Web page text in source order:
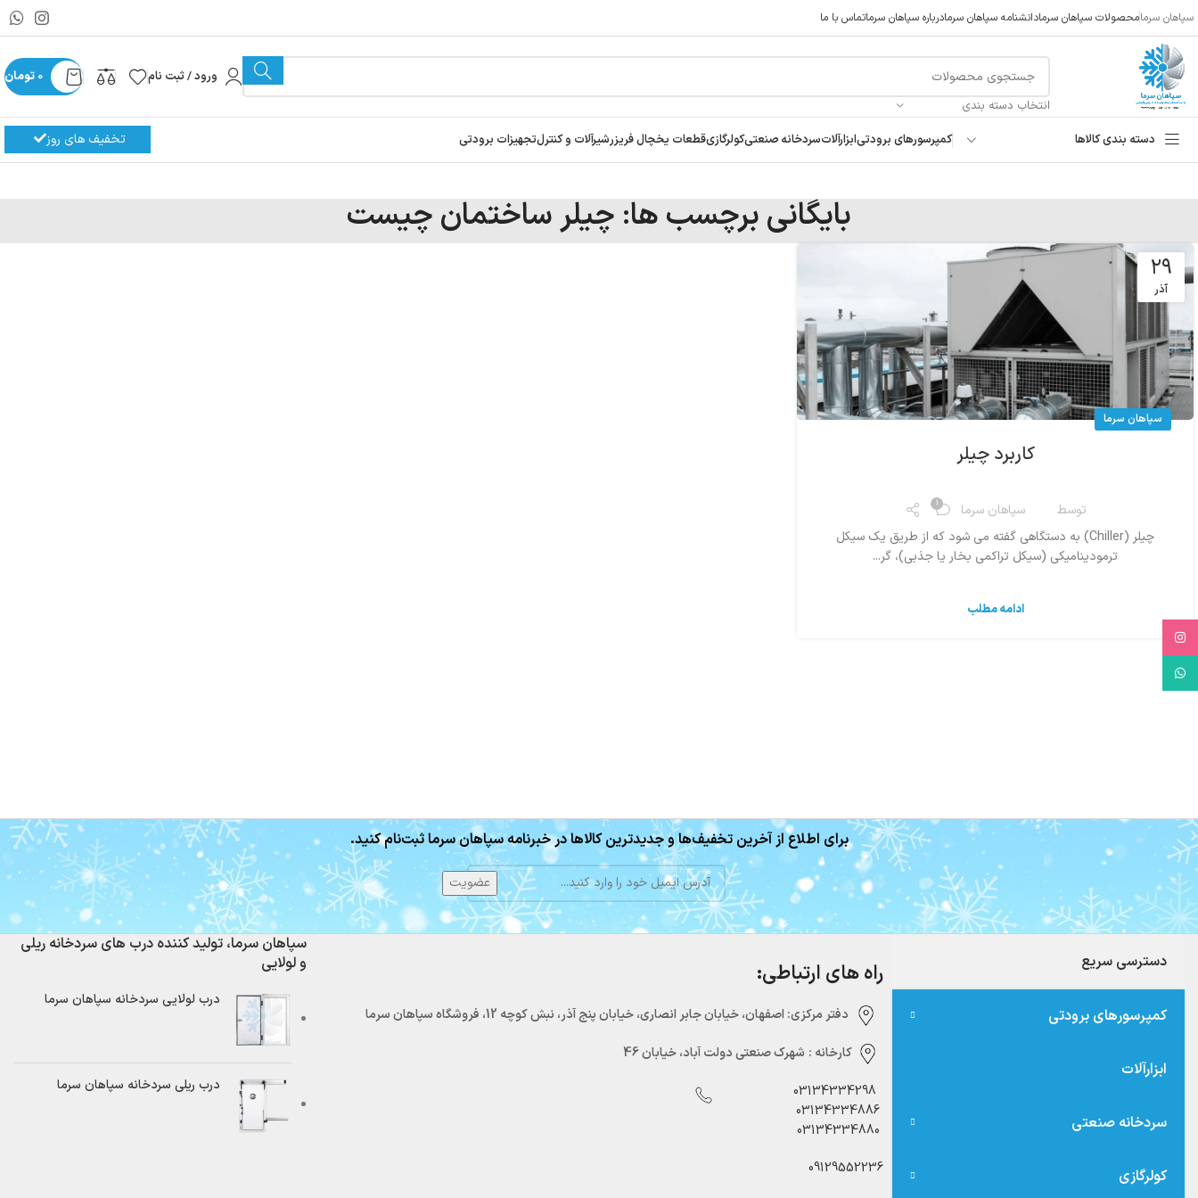
سپاهان سرمامحصولات سپاهان سرمادانشنامه سپاهان سرمادرباره سپاهان سرماتماس با ما
انتخاب دسته بندی
ورود / ثبت نام 0 تومان
دسته بندی کالاها کمپرسورهای برودتیابزارآلاتسردخانه صنعتیکولرگازیقطعات یخچال فریزرشیرآلات و کنترلتجهیزات برودتی تخفیف های روز
بایگانی برچسب ها: چیلر ساختمان چیست
۲۹
آذر
سپاهان سرما
کاربرد چیلر
توسط سپاهان سرما 1
چیلر (Chiller) به دستگاهی گفته می شود که از طریق یک سیکل
ترمودینامیکی (سیکل تراکمی بخار یا جذبی)، گر...
ادامه مطلب
برای اطلاع از آخرین تخفیف‌ها و جدیدترین کالاها در خبرنامه سپاهان سرما ثبت‌نام کنید.
دسترسی سریع
کمپرسورهای برودتی
ابزارآلات
سردخانه صنعتی
کولرگازی
راه های ارتباطی:
دفتر مرکزی:‌ اصفهان، خیابان جابر انصاری، خیابان پنج آذر، نبش کوچه 12، فروشگاه سپاهان سرما
کارخانه : شهرک صنعتی دولت آباد، خیابان 46
03134334298
03134334886
03134334880
09129552236
سپاهان سرما، تولید کننده درب های سردخانه ریلی
و لولایی
درب لولایی سردخانه سپاهان سرما
درب ریلی سردخانه سپاهان سرما